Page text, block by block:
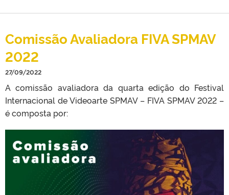
Comissão Avaliadora FIVA SPMAV
2022
27/09/2022
A comissão avaliadora da quarta edição do Festival
Internacional de Videoarte SPMAV – FIVA SPMAV 2022 –
é composta por: